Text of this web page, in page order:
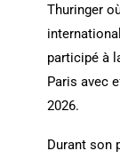
Thuringer
participé à
Paris avec
2026.
Durant son